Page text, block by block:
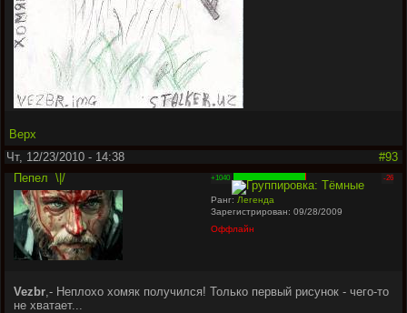
Верх
Чт, 12/23/2010 - 14:38
#93
Пепел \|/ +1040 -26
Ранг: Легенда
Зарегистрирован: 09/28/2009
Оффлайн
Vezbr ,- Неплохо хомяк получился! Только первый рисунок - чего-то
не хватает...